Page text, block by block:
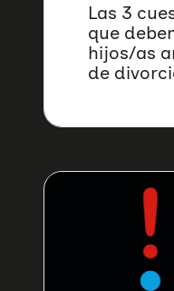
Las 3
que
hijos/as
de